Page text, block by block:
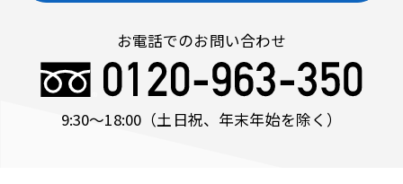
お電話でのお問い合わせ
9:30〜18:00 （土日祝、年末年始を除く）